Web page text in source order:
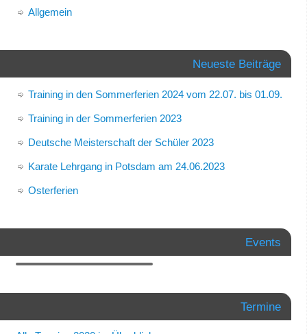
Allgemein
Neueste Beiträge
Training in den Sommerferien 2024 vom 22.07. bis 01.09.
Training in der Sommerferien 2023
Deutsche Meisterschaft der Schüler 2023
Karate Lehrgang in Potsdam am 24.06.2023
Osterferien
Events
Termine